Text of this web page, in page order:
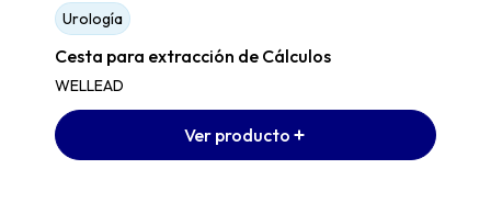
Urología
Cesta para extracción de Cálculos
WELLEAD
Ver producto